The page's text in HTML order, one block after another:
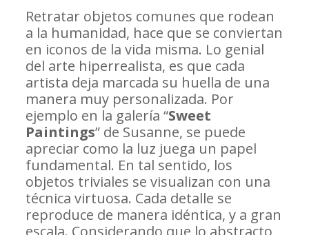
Retratar objetos comunes que rodean
a la humanidad, hace que se conviertan
en iconos de la vida misma. Lo genial
del arte hiperrealista, es que cada
artista deja marcada su huella de una
manera muy personalizada. Por
ejemplo en la galería “Sweet
Paintings” de Susanne, se puede
apreciar como la luz juega un papel
fundamental. En tal sentido, los
objetos triviales se visualizan con una
técnica virtuosa. Cada detalle se
reproduce de manera idéntica, y a gran